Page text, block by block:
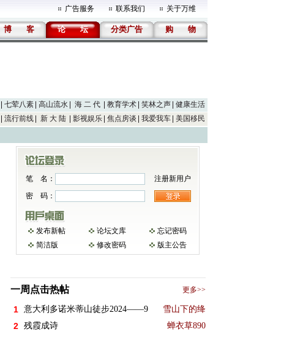
广告服务 联系我们 关于万维
博 客 论 坛 分类广告 购 物
七荤八素 高山流水 海 二 代 教育学术 笑林之声
健康生活
流行前线 新 大 陆 影视娱乐 焦点房谈 我爱我车 美国移民
笔 名：
注册新用户
密 码：
发布新帖 论坛文库
忘记密码
简洁版
修改密码 版主公告
一周点击热帖 更多>>
1 意大利多诺米蒂山徒步2024——9 雪山下的绛
2 残霞成诗 蝉衣草890